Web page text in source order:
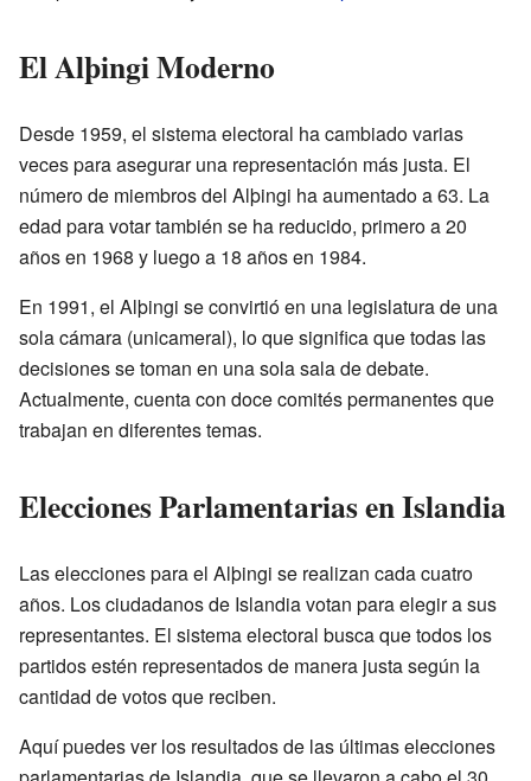
El Alþingi Moderno
Desde 1959, el sistema electoral ha cambiado varias
veces para asegurar una representación más justa. El
número de miembros del Alþingi ha aumentado a 63. La
edad para votar también se ha reducido, primero a 20
años en 1968 y luego a 18 años en 1984.
En 1991, el Alþingi se convirtió en una legislatura de una
sola cámara (unicameral), lo que significa que todas las
decisiones se toman en una sola sala de debate.
Actualmente, cuenta con doce comités permanentes que
trabajan en diferentes temas.
Elecciones Parlamentarias en Islandia
Las elecciones para el Alþingi se realizan cada cuatro
años. Los ciudadanos de Islandia votan para elegir a sus
representantes. El sistema electoral busca que todos los
partidos estén representados de manera justa según la
cantidad de votos que reciben.
Aquí puedes ver los resultados de las últimas elecciones